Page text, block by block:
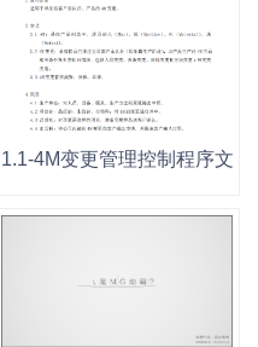
1.1-4M变更管理控制程序文